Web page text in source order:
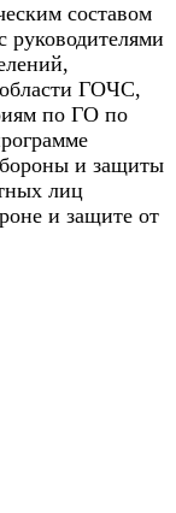
составом
руководителями
ГОЧС,
по ГО по
и защиты
лиц
и защите от